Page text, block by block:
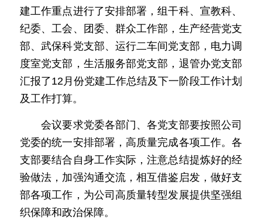
建工作重点进行了安排部署，组干科、宣教科、
纪委、工会、团委、群众工作部，生产经营党支
部、武保科党支部、运行二车间党支部，电力调
度室党支部，生活服务部党支部，退管办党支部
汇报了12月份党建工作总结及下一阶段工作计划
及工作打算。
会议要求党委各部门、各党支部要按照公司
党委的统一安排部署，高质量完成各项工作。各
支部要结合自身工作实际，注意总结提炼好的经
验做法，加强沟通交流，相互借鉴启发，做好支
部各项工作，为公司高质量转型发展提供坚强组
织保障和政治保障。